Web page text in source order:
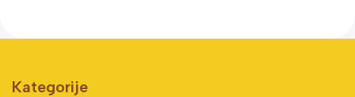
Kategorije